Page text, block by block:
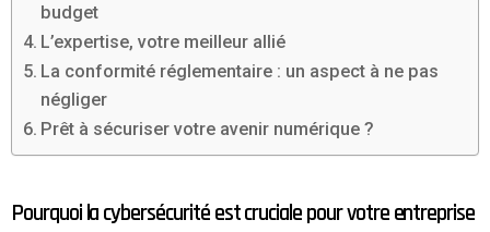
budget
L’expertise, votre meilleur allié
La conformité réglementaire : un aspect à ne pas
négliger
Prêt à sécuriser votre avenir numérique ?
Pourquoi la cybersécurité est cruciale pour votre entreprise